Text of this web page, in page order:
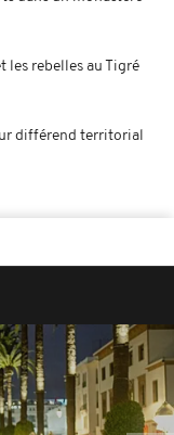
les rebelles au Tigré
différend territorial